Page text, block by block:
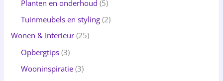
Planten en onderhoud (5)
Tuinmeubels en styling (2)
Wonen & Interieur (25)
Opbergtips (3)
Wooninspiratie (3)